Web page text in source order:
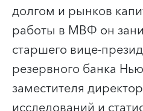
долгом и рынков
работы в МВФ он
старшего вице-
резервного банка
заместителя